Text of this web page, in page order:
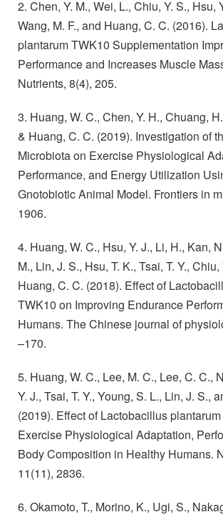
2. Chen, Y. M., Wei, L., Chiu, Y. S., Hsu,
Wang, M. F., and Huang, C. C. (2016).
plantarum TWK10 Supplementation
Performance and Increases Muscle
Nutrients, 8(4), 205.
3. Huang, W. C., Chen, Y. H., Chuang,
& Huang, C. C. (2019). Investigation of
Microbiota on Exercise Physiological
Performance, and Energy Utilization
Gnotobiotic Animal Model. Frontiers in
1906.
4. Huang, W. C., Hsu, Y. J., Li, H., Kan,
M., Lin, J. S., Hsu, T. K., Tsai, T. Y., Chiu,
Huang, C. C. (2018). Effect of
TWK10 on Improving Endurance
Humans. The Chinese journal of
–170.
5. Huang, W. C., Lee, M. C., Lee, C. C.,
Y. J., Tsai, T. Y., Young, S. L., Lin, J. S.,
(2019). Effect of Lactobacillus
Exercise Physiological Adaptation,
Body Composition in Healthy Humans.
11(11), 2836.
6. Okamoto, T., Morino, K., Ugi, S.,